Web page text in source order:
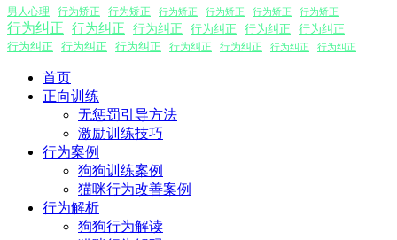
男人心理 行为矫正 行为矫正 行为矫正 行为矫正 行为矫正 行为矫正
行为纠正 行为纠正 行为纠正 行为纠正 行为纠正
行为纠正
行为纠正
行为纠正 行为纠正 行为纠正 行为纠正 行为纠正 行为纠正
首页
正向训练
无惩罚引导方法
激励训练技巧
行为案例
狗狗训练案例
猫咪行为改善案例
行为解析
狗狗行为解读